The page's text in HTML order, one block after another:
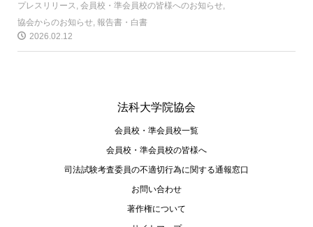
プレスリリース, 会員校・準会員校の皆様へのお知らせ,
協会からのお知らせ 報告書・白書
2026.02.12
法科大学院協会
会員校・準会員校一覧
会員校・準会員校の皆様へ
司法試験考査委員の不適切⾏為に関する通報窓⼝
お問い合わせ
著作権について